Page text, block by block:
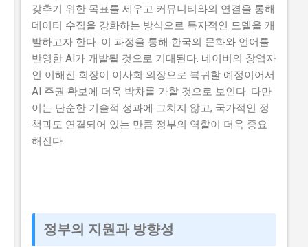
갖추기 위한 목표를 세우고 커뮤니티와의 연결을 통해
데이터 수집을 강화하는 방식으로 독자적인 모델을 개
발하고자 한다. 이 과정을 통해 한국의 문화와 언어를
반영한 AI가 개발될 것으로 기대된다. 네이버의 창업자
인 이해진 회장이 이사회 의장으로 복귀할 예정이어서
AI 주권 확보에 더욱 박차를 가할 것으로 보인다. 다만
이는 단순한 기술적 성과에 그치지 않고, 국가적인 정
책과도 연결되어 있는 만큼 정부의 역할이 더욱 중요
해진다.
정부의 지원과 방향성